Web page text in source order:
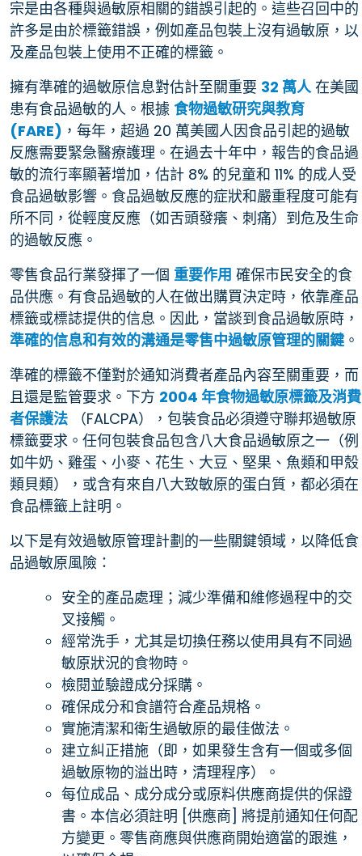
宗是由各種與過敏原相關的錯誤引起的。這些召回中的
許多是由於標籤錯誤，例如產品包裝上沒有過敏原，以
及產品包裝上使用不正確的標籤。
擁有準確的過敏原信息對估計至關重要 32 萬人在美國
患有食品過敏的人。根據 食物過敏研究與教育
(FARE) ，每年，超過 20 萬美國人因食品引起的過敏
反應需要緊急醫療護理。在過去十年中，報告的食品過
敏的流行率顯著增加，估計 8% 的兒童和 11% 的成人受
食品過敏影響。食品過敏反應的症狀和嚴重程度可能有
所不同，從輕度反應（如舌頭發癢、刺痛）到危及生命
的過敏反應。
零售食品行業發揮了一個 重要作用 確保市民安全的食
品供應。有食品過敏的人在做出購買決定時，依靠產品
標籤或標誌提供的信息。因此，當談到食品過敏原時，
準確的信息和有效的溝通是零售中過敏原管理的關鍵。
準確的標籤不僅對於通知消費者產品內容至關重要，而
且還是監管要求。下方 2004 年食物過敏原標籤及消費
者保護法 （FALCPA），包裝食品必須遵守聯邦過敏原
標籤要求。任何包裝食品包含八大食品過敏原之一（例
如牛奶、雞蛋、小麥、花生、大豆、堅果、魚類和甲殼
類貝類），或含有來自八大致敏原的蛋白質，都必須在
食品標籤上註明。
以下是有效過敏原管理計劃的一些關鍵領域，以降低食
品過敏原風險：
安全的產品處理；減少準備和維修過程中的交
叉接觸。
經常洗手，尤其是切換任務以使用具有不同過
敏原狀況的食物時。
檢閱並驗證成分採購。
確保成分和食譜符合產品規格。
實施清潔和衛生過敏原的最佳做法。
建立糾正措施（即，如果發生含有一個或多個
過敏原物的溢出時，清理程序）。
每位成品、成分成分或原料供應商提供的保證
書。本信必須註明 [供應商] 將提前通知任何配
方變更。零售商應與供應商開始適當的跟進，